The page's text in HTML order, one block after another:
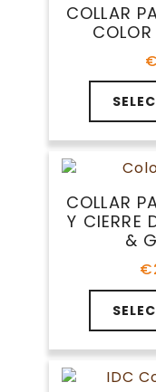
se
pueden
elegir
la
página
COLLAR
€
Este
tiene
se
pueden
en
página
de
COLLAR
Y CIERRE
&
€
Este
tiene